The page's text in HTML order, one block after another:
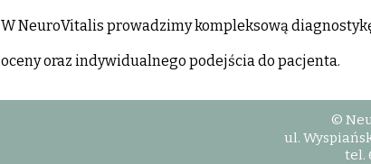
W NeuroVitalis prowadzimy kompleksową
oceny oraz indywidualnego podejścia do pacjenta.
©
ul.
tel.